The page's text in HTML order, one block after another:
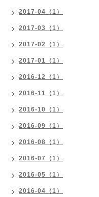
2017-04（1）
2017-03（1）
2017-02（1）
2017-01（1）
2016-12（1）
2016-11（1）
2016-10（1）
2016-09（1）
2016-08（1）
2016-07（1）
2016-05（1）
2016-04（1）